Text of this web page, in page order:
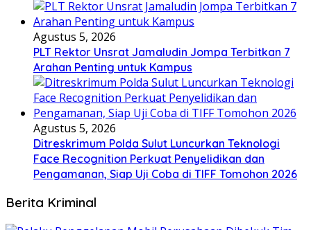
Agustus 5, 2026
​PLT Rektor Unsrat Jamaludin Jompa Terbitkan 7
Arahan Penting untuk Kampus
Agustus 5, 2026
Ditreskrimum Polda Sulut Luncurkan Teknologi
Face Recognition Perkuat Penyelidikan dan
Pengamanan, Siap Uji Coba di TIFF Tomohon 2026
Berita Kriminal